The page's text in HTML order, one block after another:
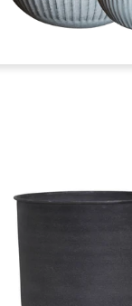
Übertopf